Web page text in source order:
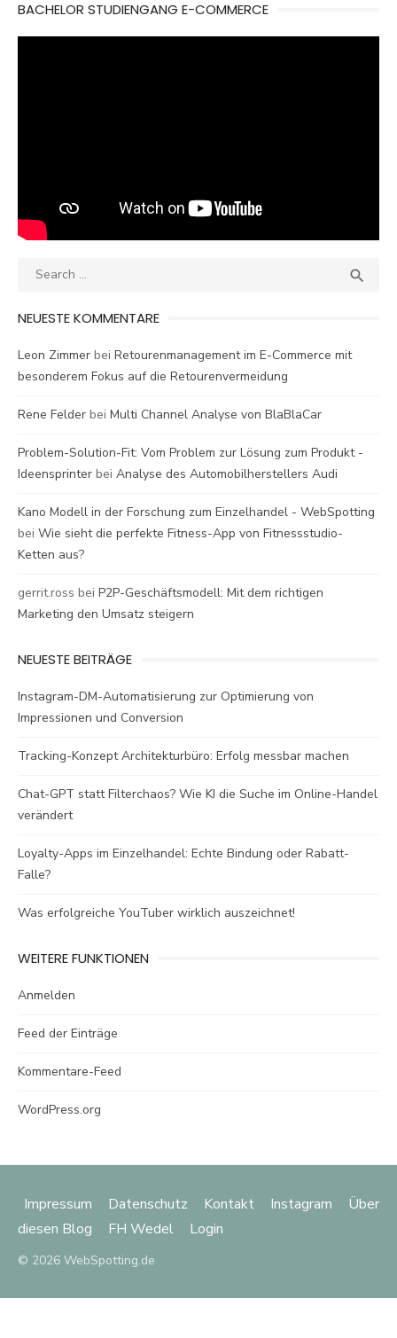
BACHELOR STUDIENGANG E-COMMERCE
Search

NEUESTE KOMMENTARE
Leon Zimmer bei Retourenmanagement im E-Commerce mit
besonderem Fokus auf die Retourenvermeidung
Rene Felder bei Multi Channel Analyse von BlaBlaCar
Problem-Solution-Fit: Vom Problem zur Lösung zum Produkt -
Ideensprinter bei Analyse des Automobilherstellers Audi
Kano Modell in der Forschung zum Einzelhandel - WebSpotting
bei Wie sieht die perfekte Fitness-App von Fitnessstudio-
Ketten aus?
gerrit.ross bei P2P-Geschäftsmodell: Mit dem richtigen
Marketing den Umsatz steigern
NEUESTE BEITRÄGE
Instagram-DM-Automatisierung zur Optimierung von
Impressionen und Conversion
Tracking-Konzept Architekturbüro: Erfolg messbar machen
Chat-GPT statt Filterchaos? Wie KI die Suche im Online-Handel
verändert
Loyalty-Apps im Einzelhandel: Echte Bindung oder Rabatt-
Falle?
Was erfolgreiche YouTuber wirklich auszeichnet!
WEITERE FUNKTIONEN
Anmelden
Feed der Einträge
Kommentare-Feed
WordPress.org
Impressum Datenschutz Kontakt Instagram
Über
diesen Blog
FH Wedel Login
© 2026 WebSpotting.de